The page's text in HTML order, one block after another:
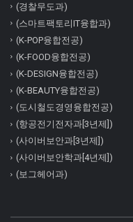
(경찰무도과)
(스마트팩토리IT융합과)
(K-POP융합전공)
(K-FOOD융합전공)
(K-DESIGN융합전공)
(K-BEAUTY융합전공)
(도시철도경영융합전공)
(항공전기전자과[3년제])
(사이버보안과[3년제])
(사이버보안학과[4년제])
(보그헤어과)